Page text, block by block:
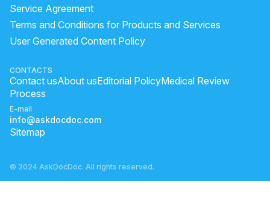
does coffee help digestion
how to cure diarrhea instantly dast lgne pr kya khaye
coconut water during loose motion
Why does gas cause shoulder pain?
Service Agreement
Terms and Conditions for Products and Services
User Generated Content Policy
CONTACTS
Contact usAbout usEditorial PolicyMedical Review
Process
E-mail
info@askdocdoc.com
Sitemap
© 2024 AskDocDoc. All rights reserved.